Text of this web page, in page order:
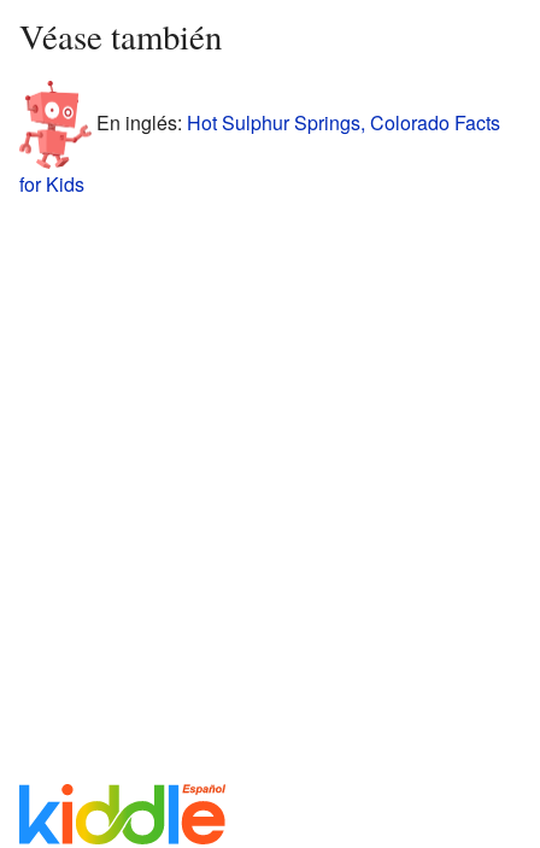
Véase también
En inglés: Hot Sulphur Springs, Colorado Facts
for Kids